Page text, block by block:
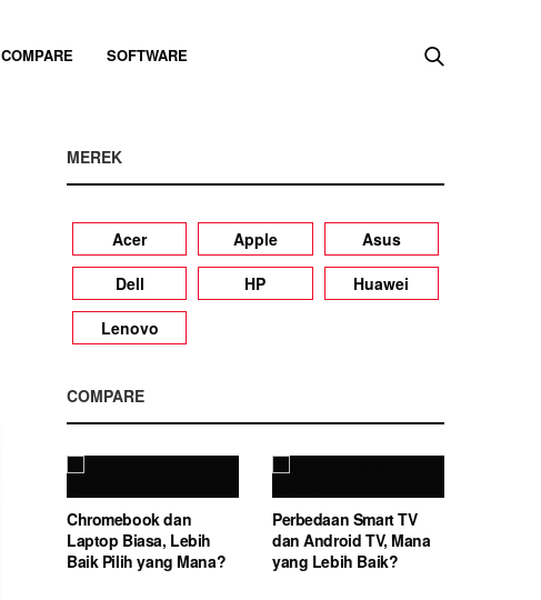
COMPARE SOFTWARE
MEREK
Acer Apple
Asus
Dell
HP
Huawei
Lenovo
COMPARE
Chromebook dan
Laptop Biasa, Lebih
Baik Pilih yang Mana?
Perbedaan Smart TV
dan Android TV, Mana
yang Lebih Baik?